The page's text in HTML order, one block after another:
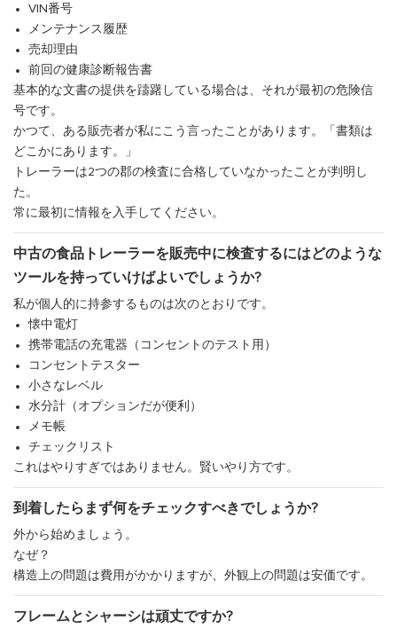
VIN番号
メンテナンス履歴
売却理由
前回の健康診断報告書
基本的な文書の提供を躊躇している場合は、それが最初の危険信
号です。
かつて、ある販売者が私にこう言ったことがあります。「書類は
どこかにあります。」
トレーラーは2つの郡の検査に合格していなかったことが判明し
た。
常に最初に情報を入手してください。
中古の食品トレーラーを販売中に検査するにはどのような
ツールを持っていけばよいでしょうか?
私が個人的に持参するものは次のとおりです。
懐中電灯
携帯電話の充電器（コンセントのテスト用）
コンセントテスター
小さなレベル
水分計（オプションだが便利）
メモ帳
チェックリスト
これはやりすぎではありません。賢いやり方です。
到着したらまず何をチェックすべきでしょうか?
外から始めましょう。
なぜ？
構造上の問題は費用がかかりますが、外観上の問題は安価です。
フレームとシャーシは頑丈ですか?